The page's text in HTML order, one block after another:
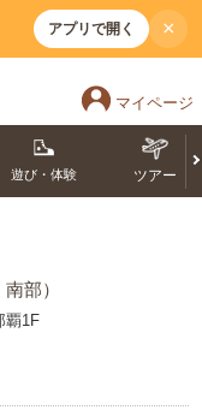
アプリで開く ×
マイページ
遊び・体験 ツアー
部）
覇1F